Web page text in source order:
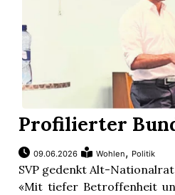
Profilierter
09.06.2026 Wohlen, Politik
SVP gedenkt Alt-
«Mit tiefer Betroffenheit